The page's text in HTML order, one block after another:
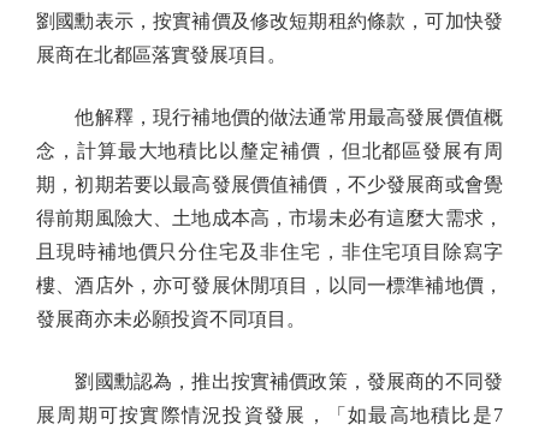
劉國勳表示，按實補價及修改短期租約條款，可加快發
展商在北都區落實發展項目。
他解釋，現行補地價的做法通常用最高發展價值概
念，計算最大地積比以釐定補價，但北都區發展有周
期，初期若要以最高發展價值補價，不少發展商或會覺
得前期風險大、土地成本高，市場未必有這麼大需求，
且現時補地價只分住宅及非住宅，非住宅項目除寫字
樓、酒店外，亦可發展休閒項目，以同一標準補地價，
發展商亦未必願投資不同項目。
劉國勳認為，推出按實補價政策，發展商的不同發
展周期可按實際情況投資發展，「如最高地積比是7